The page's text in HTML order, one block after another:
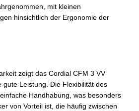
mit kleinen
hinsichtlich der Ergonomie der
zeigt das Cordial CFM 3 VV
gute Leistung. Die Flexibilität des
Handhabung, was besonders
von Vorteil ist, die häufig zwischen